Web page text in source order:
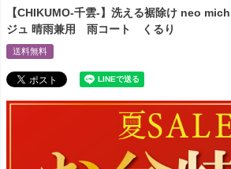
【CHIKUMO-千雲-】洗える裾除け neo
ジュ 晴雨兼用 雨コート くるり
送料無料